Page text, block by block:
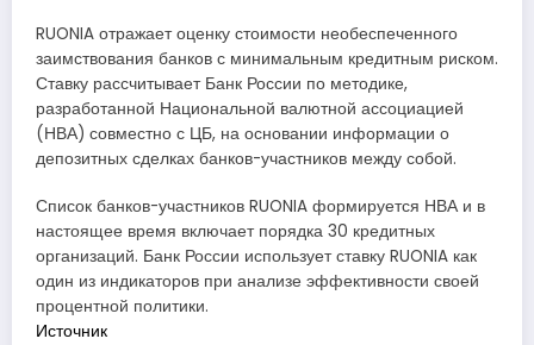
RUONIA отражает оценку стоимости необеспеченного
заимствования банков с минимальным кредитным риском.
Ставку рассчитывает Банк России по методике,
разработанной Национальной валютной ассоциацией
(НВА) совместно с ЦБ, на основании информации о
депозитных сделках банков-участников между собой.
Список банков-участников RUONIA формируется НВА и в
настоящее время включает порядка 30 кредитных
организаций. Банк России использует ставку RUONIA как
один из индикаторов при анализе эффективности своей
процентной политики.
Источник